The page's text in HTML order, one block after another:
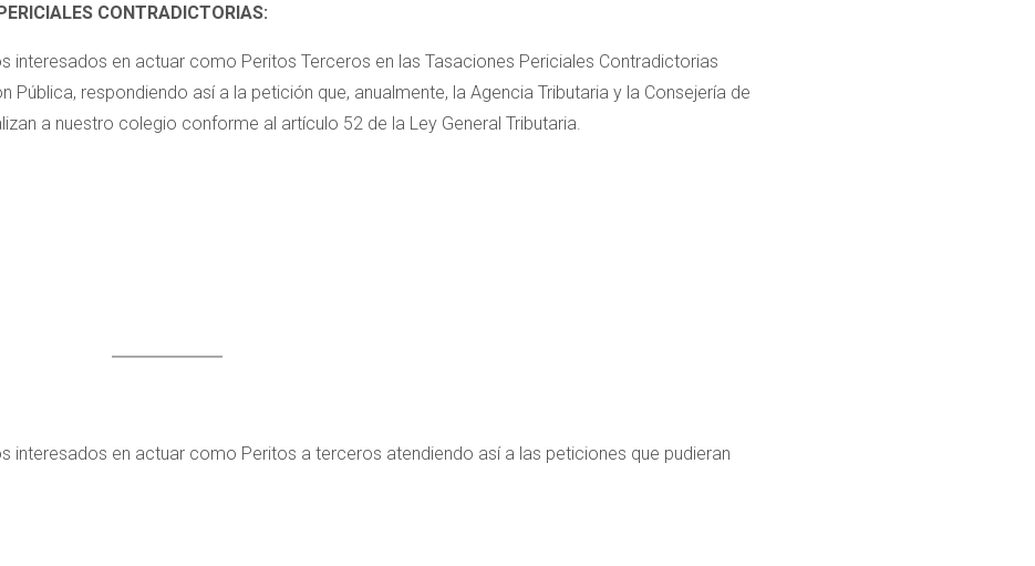
CONTRADICTORIAS:
en actuar como Peritos Terceros en las Tasaciones Periciales Contradictorias
respondiendo así a la petición que, anualmente, la Agencia Tributaria y la Consejería de
a nuestro colegio conforme al artículo 52 de la Ley General Tributaria.
en actuar como Peritos a terceros atendiendo así a las peticiones que pudieran